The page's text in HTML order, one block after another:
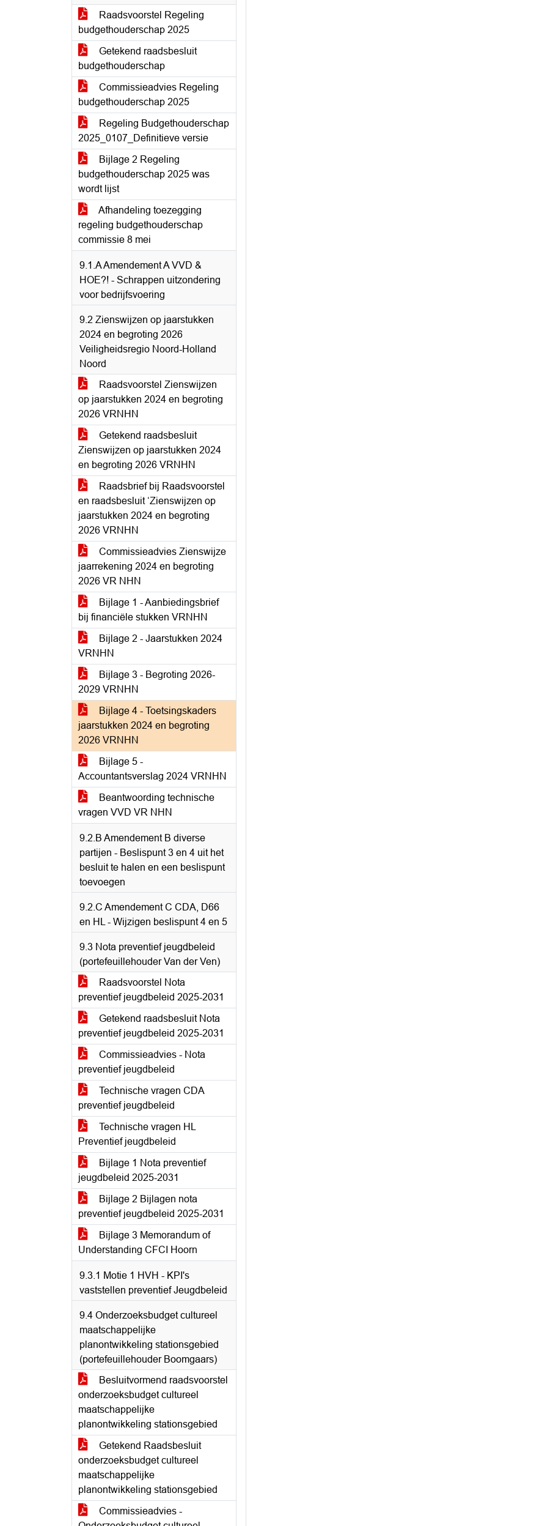
Raadsvoorstel Regeling
budgethouderschap 2025
Getekend raadsbesluit
budgethouderschap
Commissieadvies Regeling
budgethouderschap 2025
Regeling Budgethouderschap
2025_0107_Definitieve versie
Bijlage 2 Regeling
budgethouderschap 2025 was
wordt lijst
Afhandeling toezegging
regeling budgethouderschap
commissie 8 mei
9.1.A Amendement A VVD &
HOE?! - Schrappen uitzondering
voor bedrijfsvoering
9.2 Zienswijzen op jaarstukken
2024 en begroting 2026
Veiligheidsregio Noord-Holland
Noord
Raadsvoorstel Zienswijzen
op jaarstukken 2024 en begroting
2026 VRNHN
Getekend raadsbesluit
Zienswijzen op jaarstukken 2024
en begroting 2026 VRNHN
Raadsbrief bij Raadsvoorstel
en raadsbesluit ‘Zienswijzen op
jaarstukken 2024 en begroting
2026 VRNHN
Commissieadvies Zienswijze
jaarrekening 2024 en begroting
2026 VR NHN
Bijlage 1 - Aanbiedingsbrief
bij financiële stukken VRNHN
Bijlage 2 - Jaarstukken 2024
VRNHN
Bijlage 3 - Begroting 2026-
2029 VRNHN
Bijlage 4 - Toetsingskaders
jaarstukken 2024 en begroting
2026 VRNHN
Bijlage 5 -
Accountantsverslag 2024 VRNHN
Beantwoording technische
vragen VVD VR NHN
9.2.B Amendement B diverse
partijen - Beslispunt 3 en 4 uit het
besluit te halen en een beslispunt
toevoegen
9.2.C Amendement C CDA, D66
en HL - Wijzigen beslispunt 4 en 5
9.3 Nota preventief jeugdbeleid
(portefeuillehouder Van der Ven)
Raadsvoorstel Nota
preventief jeugdbeleid 2025-2031
Getekend raadsbesluit Nota
preventief jeugdbeleid 2025-2031
Commissieadvies - Nota
preventief jeugdbeleid
Technische vragen CDA
preventief jeugdbeleid
Technische vragen HL
Preventief jeugdbeleid
Bijlage 1 Nota preventief
jeugdbeleid 2025-2031
Bijlage 2 Bijlagen nota
preventief jeugdbeleid 2025-2031
Bijlage 3 Memorandum of
Understanding CFCI Hoorn
9.3.1 Motie 1 HVH - KPI's
vaststellen preventief Jeugdbeleid
9.4 Onderzoeksbudget cultureel
maatschappelijke
planontwikkeling stationsgebied
(portefeuillehouder Boomgaars)
Besluitvormend raadsvoorstel
onderzoeksbudget cultureel
maatschappelijke
planontwikkeling stationsgebied
Getekend Raadsbesluit
onderzoeksbudget cultureel
maatschappelijke
planontwikkeling stationsgebied
Commissieadvies -